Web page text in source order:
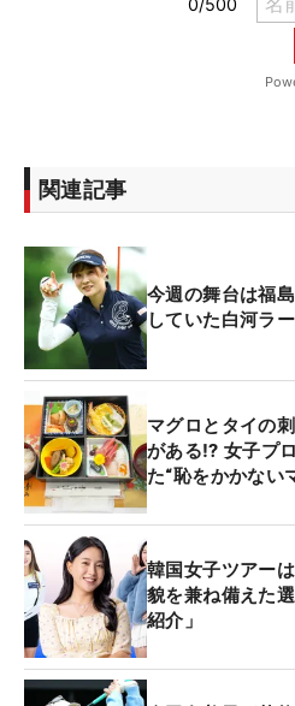
関連記事
今週の舞台は福
していた白河ラ
マグロとタイの
がある⁉ 女子プ
た“恥をかかない
韓国女子ツアー
貌を兼ね備えた
紹介」